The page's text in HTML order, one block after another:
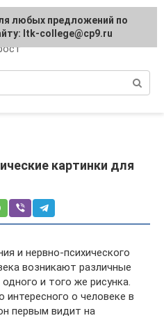
картинки для
и нервно-психического
возникают различные
и того же рисунка.
интересного о человеке в
первым видит на
любых предложений по
ltk-college@cp9.ru